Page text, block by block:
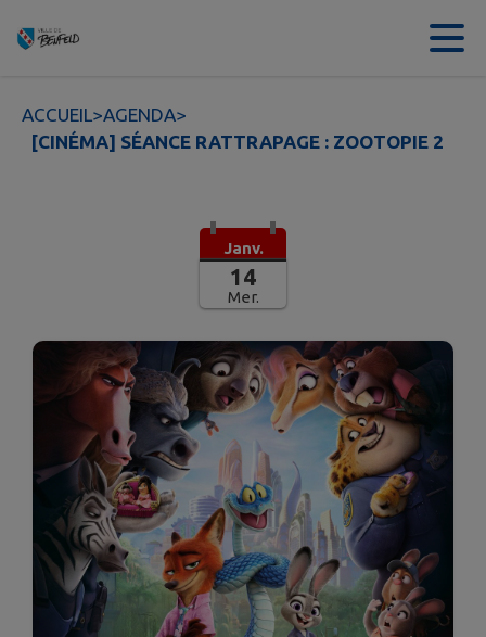
Contenu
ACCUEIL>AGENDA>
[CINÉMA] SÉANCE RATTRAPAGE : ZOOTOPIE 2
Janv.
14
Mer.